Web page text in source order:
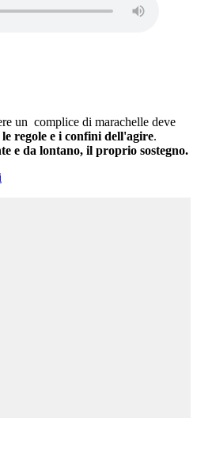
un complice di marachelle deve
regole e i confini dell'agire.
e da lontano, il proprio sostegno.